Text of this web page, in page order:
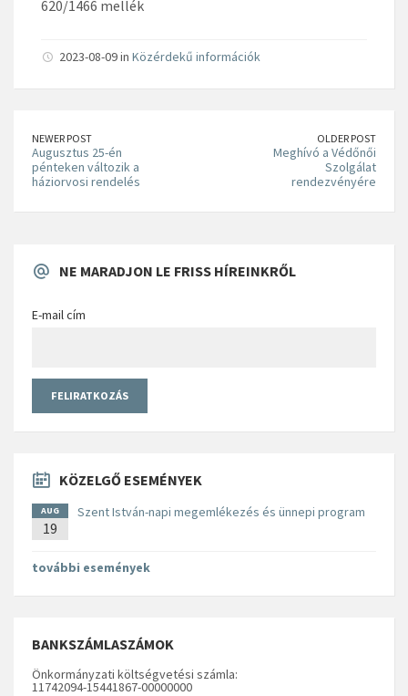
620/1466 mellék
2023-08-09 in Közérdekű információk
NEWER POST
Augusztus 25-én
pénteken változik a
háziorvosi rendelés
OLDER POST
Meghívó a Védőnői
Szolgálat
rendezvényére
NE MARADJON LE FRISS HÍREINKRŐL
E-mail cím
KÖZELGŐ ESEMÉNYEK
AUG
19
Szent István-napi megemlékezés és ünnepi program
további események
BANKSZÁMLASZÁMOK
Önkormányzati költségvetési számla:
11742094-15441867-00000000